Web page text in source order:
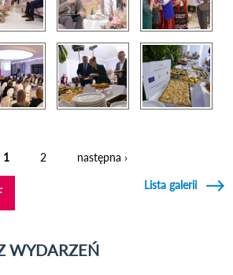
1 2 następna ›
Lista galerii
WYDARZEŃ